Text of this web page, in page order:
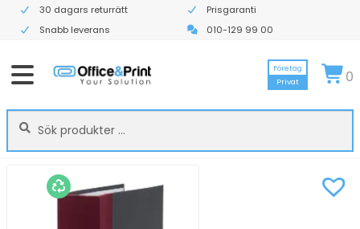
30 dagars returrätt
Prisgaranti
Snabb leverans
010-129 99 00
Sök
efter:
Sök
Företag
Privat
0